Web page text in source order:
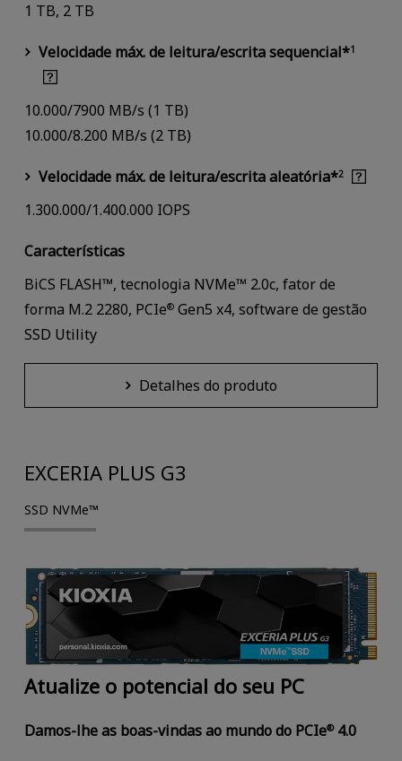
1 TB, 2 TB
Velocidade máx. de leitura/escrita sequencial*1
10.000/7900 MB/s (1 TB)
10.000/8.200 MB/s (2 TB)
Velocidade máx. de leitura/escrita aleatória*2
1.300.000/1.400.000 IOPS
Características
BiCS FLASH™, tecnologia NVMe™ 2.0c, fator de
forma M.2 2280, PCIe®Gen5 x4, software de gestão
SSD Utility
Detalhes do produto
EXCERIA PLUS G3
SSD NVMe™
Atualize o potencial do seu PC
Damos-lhe as boas-vindas ao mundo do PCIe®4.0